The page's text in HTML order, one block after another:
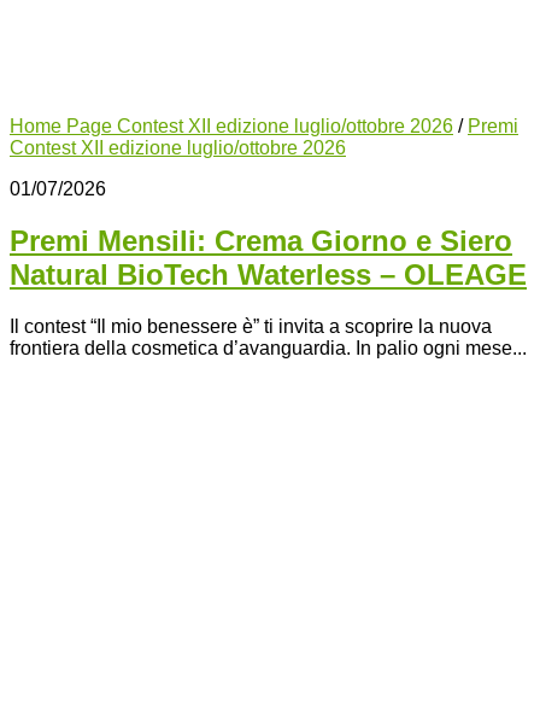
Home Page Contest XII edizione luglio/ottobre 2026 / Premi
Contest XII edizione luglio/ottobre 2026
01/07/2026
Premi Mensili: Crema Giorno e Siero
Natural BioTech Waterless – OLEAGE
Il contest “Il mio benessere è” ti invita a scoprire la nuova
frontiera della cosmetica d’avanguardia. In palio ogni mese...